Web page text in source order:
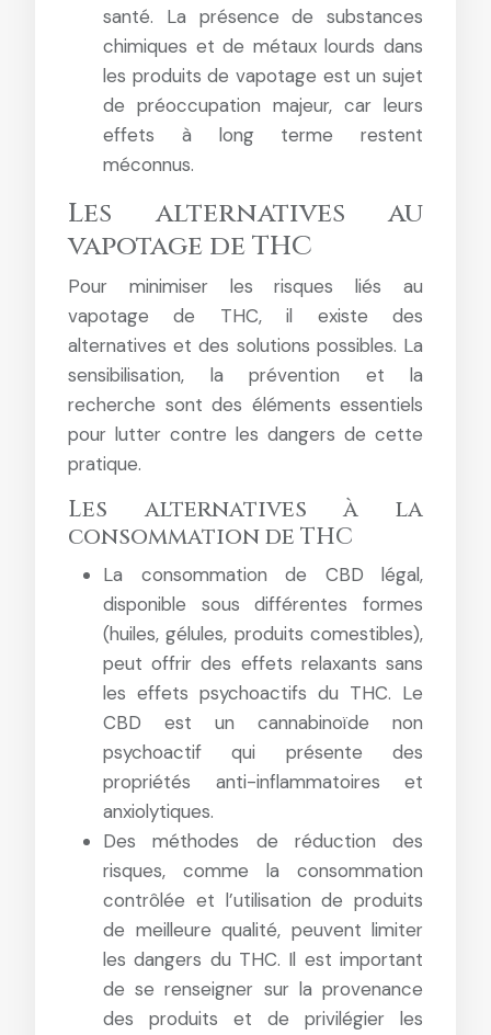
santé. La présence de substances
chimiques et de métaux lourds dans
les produits de vapotage est un sujet
de préoccupation majeur, car leurs
effets à long terme restent
méconnus.
Les alternatives au
vapotage de THC
Pour minimiser les risques liés au
vapotage de THC, il existe des
alternatives et des solutions possibles. La
sensibilisation, la prévention et la
recherche sont des éléments essentiels
pour lutter contre les dangers de cette
pratique.
Les alternatives à la
consommation de THC
La consommation de CBD légal,
disponible sous différentes formes
(huiles, gélules, produits comestibles),
peut offrir des effets relaxants sans
les effets psychoactifs du THC. Le
CBD est un cannabinoïde non
psychoactif qui présente des
propriétés anti-inflammatoires et
anxiolytiques.
Des méthodes de réduction des
risques, comme la consommation
contrôlée et l’utilisation de produits
de meilleure qualité, peuvent limiter
les dangers du THC. Il est important
de se renseigner sur la provenance
des produits et de privilégier les